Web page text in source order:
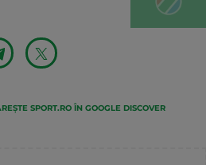
SPORT.RO ÎN GOOGLE DISCOVER